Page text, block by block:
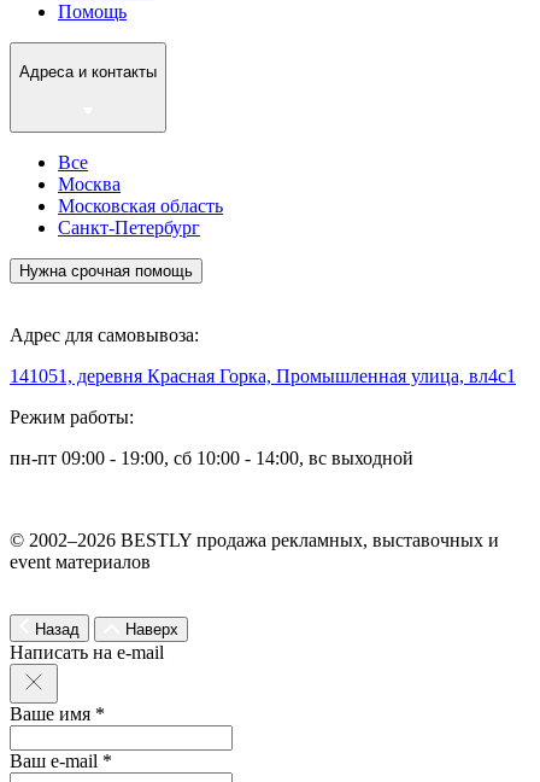
Помощь
Адреса и контакты
Все
Москва
Московская область
Санкт-Петербург
Нужна срочная помощь
Адрес для самовывоза:
141051, деревня Красная Горка, Промышленная улица, вл4с1
Режим работы:
пн-пт 09:00 - 19:00, сб 10:00 - 14:00, вс выходной
© 2002–2026 BESTLY продажа рекламных, выставочных и
event материалов
Назад Наверх
Написать на e-mail
Ваше имя *
Ваш e-mail *